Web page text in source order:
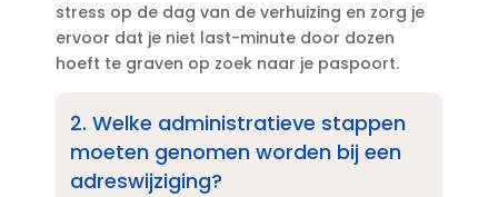
stress op de dag van de verhuizing en zorg je
ervoor dat je niet last-minute door dozen
hoeft te graven op zoek naar je paspoort.​
2.​ Welke administratieve stappen
moeten genomen worden bij een
adreswijziging?